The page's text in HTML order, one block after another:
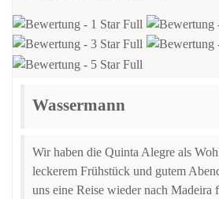
Wassermann
Wir haben die Quinta Alegre als
leckerem Frühstück und gutem
uns eine Reise wieder nach Madeira